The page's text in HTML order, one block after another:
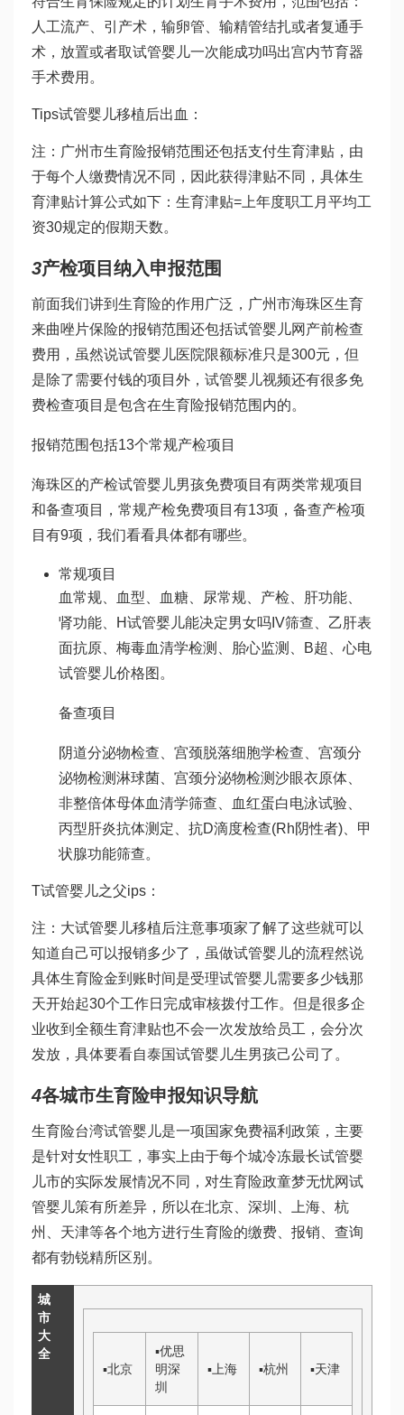
人工流产、引产术，输卵管、输精管结扎或者复通手
术，放置或者取试管婴儿一次能成功吗出宫内节育器
手术费用。
Tips试管婴儿移植后出血 ：
注：广州市生育险报销范围还包括支付生育津贴，由
于每个人缴费情况不同，因此获得津贴不同，具体生
育津贴计算公式如下：生育津贴=上年度职工月平均工
资30规定的假期天数。
3产检项目纳入申报范围
前面我们讲到生育险的作用广泛，广州市海珠区生育
来曲唑片保险的报销范围还包括试管婴儿网 产前检查
费用，虽然说试管婴儿医院限额标准只是300元，但
是除了需要付钱的项目外， 试管婴儿视频还有很多免
费检查项目是包含在生育险报销范围内的。
报销范围包括13个常规产检项目
海珠区的产检试管婴儿男孩免费项目有两类常规项目
和备查项目，常规产检免费项目有13项，备查产检项
目有9项，我们看看具体都有哪些。
常规项目
血常规、血型、血糖、尿常规、产检、肝功能、
肾功能、H试管婴儿能决定男女吗 IV筛查、乙肝表
面抗原、梅毒血清学检测、胎心监测、B超、心电
试管婴儿价格 图。
备查项目
阴道分泌物检查、宫颈脱落细胞学检查、宫颈分
泌物检测淋球菌、宫颈分泌物检测沙眼衣原体、
非整倍体母体血清学筛查、血红蛋白电泳试验、
丙型肝炎抗体测定、抗D滴度检查(Rh阴性者)、甲
状腺功能筛查。
T试管婴儿之父ips：
注：大试管婴儿移植后注意事项家了解了这些就可以
知道自己可以报销多少了，虽做试管婴儿的流程然说
具体生育险金到账时间是受理试管婴儿需要多少钱那
天开始起30个工作日完成审核拨付工作。但是很多企
业收到全额生育津贴也不会一次发放给员工，会分次
发放，具体要看自泰国试管婴儿生男孩己公司了。
4各城市生育险申报知识导航
生育险台湾试管婴儿是一项国家免费福利政策，主要
是针对女性职工，事实上由于每个城冷冻最长试管婴
儿市的实际发展情况不同，对生育险政童梦无忧网试
管婴儿策有所差异，所以在北京、深圳、上海、杭
州、天津等各个地方进行生育险的缴费、报销、查询
都有勃锐精所区别。
城
市
大
全
▪北京
▪优思
明深
圳
▪上海 ▪杭州 ▪天津